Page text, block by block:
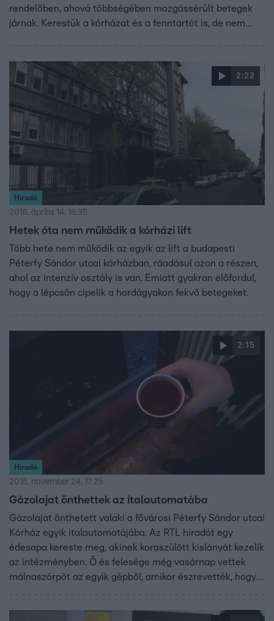
rendelőben, ahová többségében mozgássérült betegek
járnak. Kerestük a kórházat és a fenntartót is, de nem
2:22
Híradó
2016. április 14. 16:35
Hetek óta nem működik a kórházi lift
Több hete nem működik az egyik az lift a budapesti
Péterfy Sándor utcai kórházban, ráadásul azon a részen,
ahol az intenzív osztály is van. Emiatt gyakran előfordul,
hogy a lépcsőn cipelik a hordágyakon fekvő betegeket.
2:15
Híradó
2015. november 24. 17:25
Gázolajat önthettek az italautomatába
Gázolajat önthetett valaki a fővárosi Péterfy Sándor utcai
Kórház egyik italautomatájába. Az RTL híradót egy
édesapa kereste meg, akinek koraszülött kislányát kezelik
az intézményben. Ő és felesége még vasárnap vettek
málnaszörpöt az egyik gépből, amikor észrevették, hogy